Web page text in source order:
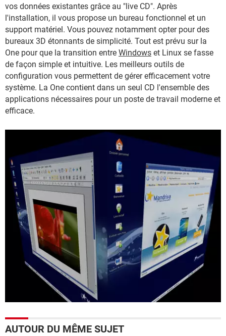
vos données existantes grâce au "live CD". Après
l'installation, il vous propose un bureau fonctionnel et un
support matériel. Vous pouvez notamment opter pour des
bureaux 3D étonnants de simplicité. Tout est prévu sur la
One pour que la transition entre Windows et Linux se fasse
de façon simple et intuitive. Les meilleurs outils de
configuration vous permettent de gérer efficacement votre
système. La One contient dans un seul CD l'ensemble des
applications nécessaires pour un poste de travail moderne et
efficace.
AUTOUR DU MÊME SUJET